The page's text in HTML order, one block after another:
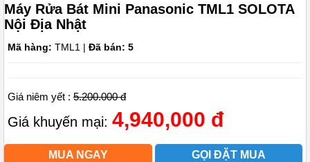
Máy Rửa Bát Mini Panasonic TML1 SOLOTA
Nội Địa Nhật
Mã hàng: TML1 | Đã bán: 5
Giá niêm yết : 5.200.000 đ
Giá khuyến mại: 4,940,000 đ
MUA NGAY GỌI ĐẶT MUA